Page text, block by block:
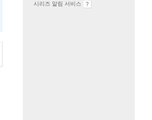
시리즈 알림 서비스